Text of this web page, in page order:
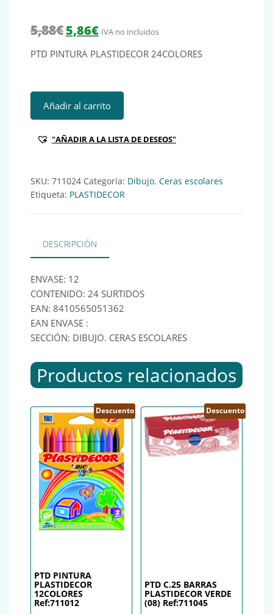
5,88€ El precio original era: 5,88€.
5,86€El precio actual es: 5,86€.
IVA no incluidos
PTD PINTURA PLASTIDECOR 24COLORES
Añadir al carrito
"AÑADIR A LA LISTA DE DESEOS"
SKU: 711024 Categoría: Dibujo. Ceras escolares
Etiqueta: PLASTIDECOR
DESCRIPCIÓN
ENVASE: 12
CONTENIDO: 24 SURTIDOS
EAN: 8410565051362
EAN ENVASE :
SECCIÓN: DIBUJO. CERAS ESCOLARES
Productos relacionados
Descuento
PTD PINTURA
PLASTIDECOR
12COLORES
Ref:711012
Descuento
PTD C.25 BARRAS
PLASTIDECOR VERDE
(08) Ref:711045